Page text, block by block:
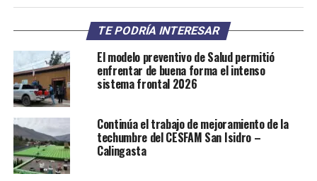
TE PODRÍA INTERESAR
El modelo preventivo de Salud permitió
enfrentar de buena forma el intenso
sistema frontal 2026
Continúa el trabajo de mejoramiento de la
techumbre del CESFAM San Isidro –
Calingasta